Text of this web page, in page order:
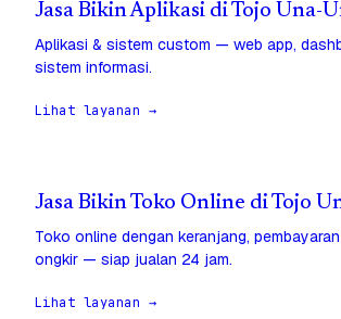
Jasa Bikin Aplikasi di Tojo Una-
Aplikasi & sistem custom — web app,
sistem informasi.
Lihat layanan →
Jasa Bikin Toko Online di Tojo
Toko online dengan keranjang,
ongkir — siap jualan 24 jam.
Lihat layanan →